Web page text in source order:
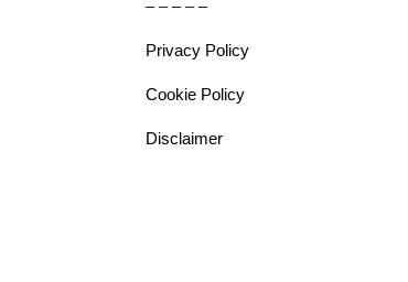
– – – – –
Privacy Policy
Cookie Policy
Disclaimer